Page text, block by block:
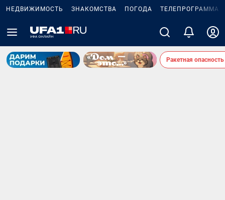
НЕДВИЖИМОСТЬ ЗНАКОМСТВА ПОГОДА ТЕЛЕПРОГРАММА
Ракетная